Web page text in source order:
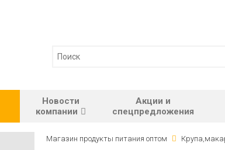
Новости
компании
Акции и
спецпредложения
Магазин продукты питания оптом